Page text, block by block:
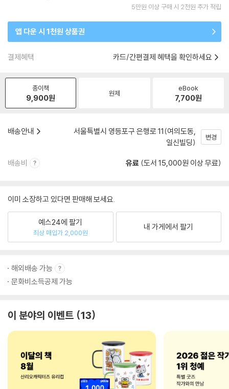
5만원 이상 구매 시 2천원 추가 적립
앱 다운 시 1천원 상품권
결제혜택 카드/간편결제 혜택을 확인하세요
종이책
9,900원 원제
eBook
7,700원
배송안내
서울특별시 영등포구 은행로 11(여의도동,
일신빌딩)
변경
배송비 유료 (도서 15,000원 이상 무료)
이미 소장하고 있다면 판매해 보세요.
예스24에 팔기
최상 매입가 2,000원
내 가게에서 팔기
해외배송 가능
문화비소득공제 가능
이 분야의 이벤트 13